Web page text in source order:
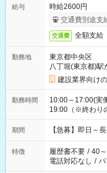
給与
時給2600円
交通費別途支
交通費 全額支給
勤務地
東京都中央区
八丁堀(東京都)駅
建設業界向け
勤務時間
10:00～17:00(
19:00（※終わり
期間 【急募】即日～
特徴 履歴書不要 / 40
電話対応なし /